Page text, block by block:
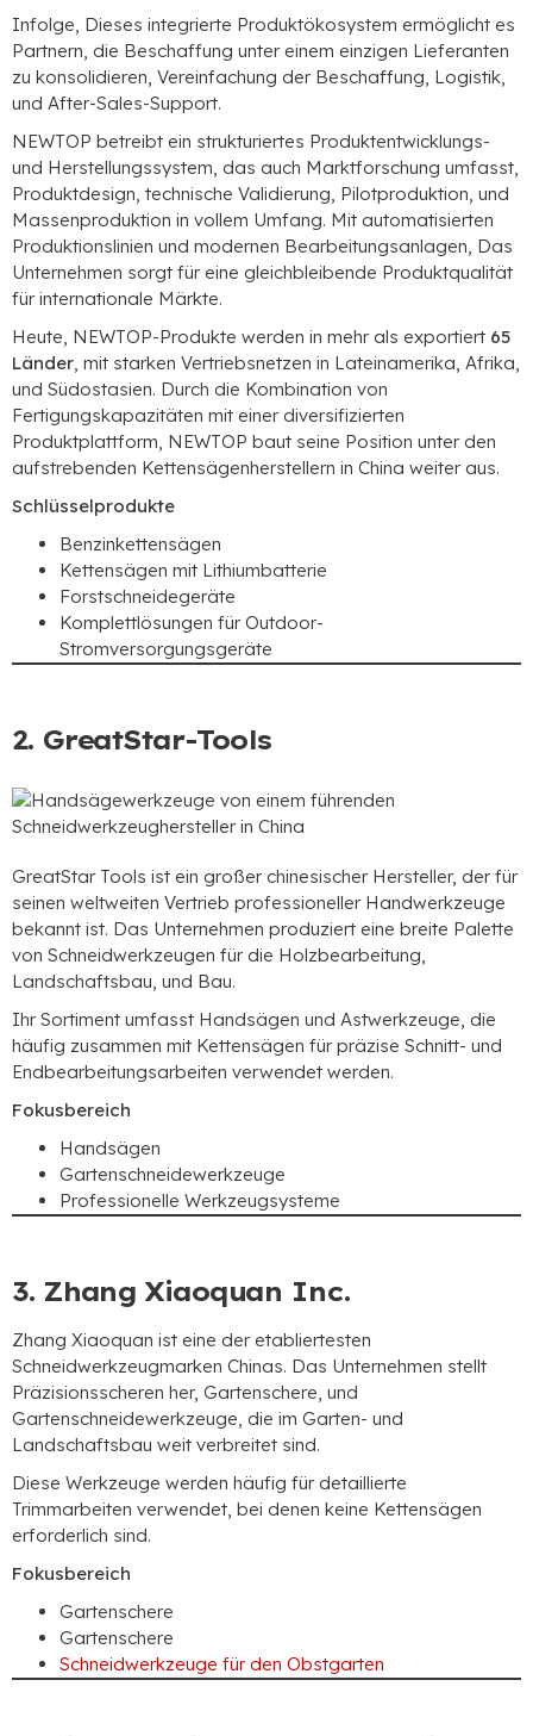
Infolge, Dieses integrierte Produktökosystem ermöglicht es
Partnern, die Beschaffung unter einem einzigen Lieferanten
zu konsolidieren, Vereinfachung der Beschaffung, Logistik,
und After-Sales-Support.
NEWTOP betreibt ein strukturiertes Produktentwicklungs-
und Herstellungssystem, das auch Marktforschung umfasst,
Produktdesign, technische Validierung, Pilotproduktion, und
Massenproduktion in vollem Umfang. Mit automatisierten
Produktionslinien und modernen Bearbeitungsanlagen, Das
Unternehmen sorgt für eine gleichbleibende Produktqualität
für internationale Märkte.
Heute, NEWTOP-Produkte werden in mehr als exportiert 65
Länder, mit starken Vertriebsnetzen in Lateinamerika, Afrika,
und Südostasien. Durch die Kombination von
Fertigungskapazitäten mit einer diversifizierten
Produktplattform, NEWTOP baut seine Position unter den
aufstrebenden Kettensägenherstellern in China weiter aus.
Schlüsselprodukte
Benzinkettensägen
Kettensägen mit Lithiumbatterie
Forstschneidegeräte
Komplettlösungen für Outdoor-
Stromversorgungsgeräte
2. GreatStar-Tools
GreatStar Tools ist ein großer chinesischer Hersteller, der für
seinen weltweiten Vertrieb professioneller Handwerkzeuge
bekannt ist. Das Unternehmen produziert eine breite Palette
von Schneidwerkzeugen für die Holzbearbeitung,
Landschaftsbau, und Bau.
Ihr Sortiment umfasst Handsägen und Astwerkzeuge, die
häufig zusammen mit Kettensägen für präzise Schnitt- und
Endbearbeitungsarbeiten verwendet werden.
Fokusbereich
Handsägen
Gartenschneidewerkzeuge
Professionelle Werkzeugsysteme
3. Zhang Xiaoquan Inc.
Zhang Xiaoquan ist eine der etabliertesten
Schneidwerkzeugmarken Chinas. Das Unternehmen stellt
Präzisionsscheren her, Gartenschere, und
Gartenschneidewerkzeuge, die im Garten- und
Landschaftsbau weit verbreitet sind.
Diese Werkzeuge werden häufig für detaillierte
Trimmarbeiten verwendet, bei denen keine Kettensägen
erforderlich sind.
Fokusbereich
Gartenschere
Gartenschere
Schneidwerkzeuge für den Obstgarten